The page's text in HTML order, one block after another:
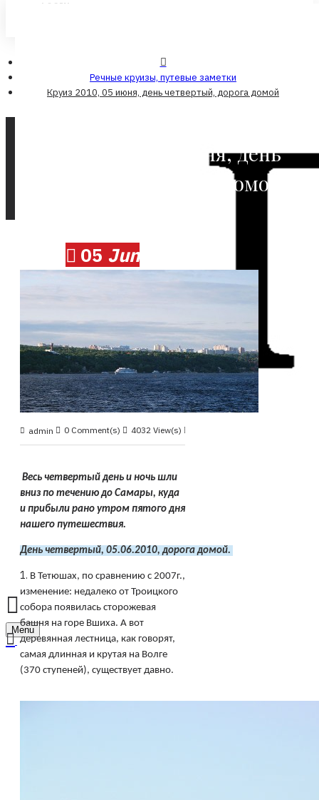
LOGIN
Menu
Речные круизы, путевые заметки
Круиз 2010, 05 июня, день четвертый, дорога домой
Круиз 2010, 05 июня, день
четвертый, дорога домой
05 Jun
admin 0 Comment(s) 4032 View(s)
Весь четвертый день и ночь шли
вниз по течению до Самары, куда
и прибыли рано утром пятого дня
нашего путешествия.
День четвертый, 05.06.2010, дорога домой.
1. В Тетюшах, по сравнению с 2007г.,
изменение: недалеко от Троицкого
собора появилась сторожевая
башня на горе Вшиха. А вот
деревянная лестница, как говорят,
самая длинная и крутая на Волге
(370 ступеней), существует давно.